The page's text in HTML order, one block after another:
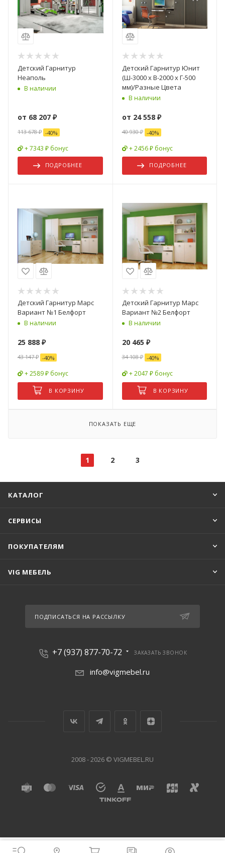
Детский Гарнитур
Неаполь
В наличии
от 68 207 ₽
113 678 ₽ -40%
+ 7343 ₽ бонус
ПОДРОБНЕЕ
Детский Гарнитур Юнит
(Ш-3000 х В-2000 х Г-500
мм)/Разные Цвета
В наличии
от 24 558 ₽
40 930 ₽ -40%
+ 2456 ₽ бонус
ПОДРОБНЕЕ
Детский Гарнитур Марс
Вариант №1 Белфорт
В наличии
25 888 ₽
43 147₽ -40%
+ 2589 ₽ бонус
В КОРЗИНУ
Детский Гарнитур Марс
Вариант №2 Белфорт
В наличии
20 465 ₽
34 108₽ -40%
+ 2047 ₽ бонус
В КОРЗИНУ
ПОКАЗАТЬ ЕЩЕ
1 2 3
КАТАЛОГ
СЕРВИСЫ
ПОКУПАТЕЛЯМ
VIG МЕБЕЛЬ
ПОДПИСАТЬСЯ НА РАССЫЛКУ
+7 (937) 877-70-72 ЗАКАЗАТЬ ЗВОНОК
info@vigmebel.ru
2008 - 2026 © VIGMEBEL.RU